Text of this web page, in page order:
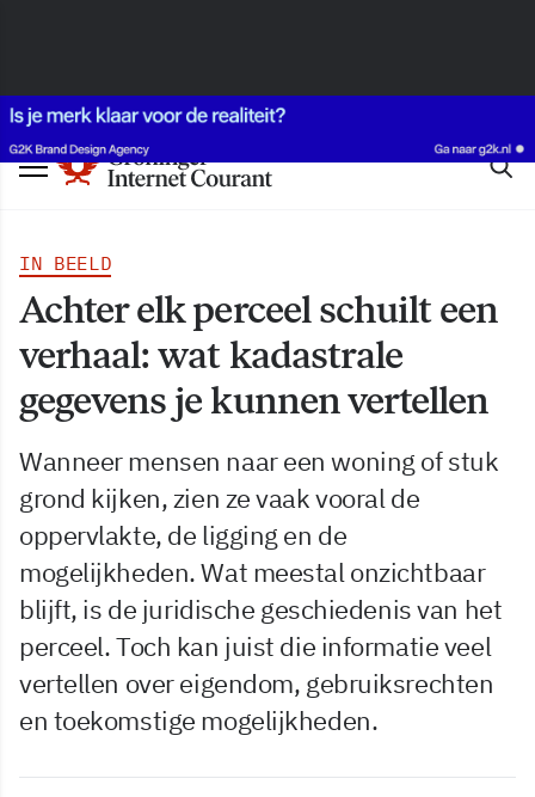
IN BEELD
Achter elk perceel schuilt een
verhaal: wat kadastrale
gegevens je kunnen vertellen
Wanneer mensen naar een woning of stuk
grond kijken, zien ze vaak vooral de
oppervlakte, de ligging en de
mogelijkheden. Wat meestal onzichtbaar
blijft, is de juridische geschiedenis van het
perceel. Toch kan juist die informatie veel
vertellen over eigendom, gebruiksrechten
en toekomstige mogelijkheden.